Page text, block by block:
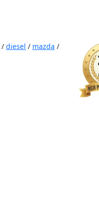
/ diesel / mazda /